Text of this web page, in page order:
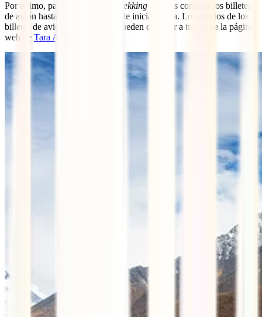
Por último, para realizar dicho
trekking deberás comprar los billetes
de avión hasta Lukla, lugar donde inicia la ruta. Los precios de los
billetes de avión son fijos y se pueden comprar a través de la página
web de Tara Air